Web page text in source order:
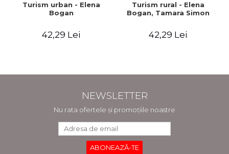
Turism urban - Elena
Bogan
42,29 Lei
Turism rural - Elena
Bogan, Tamara Simon
42,29 Lei
NEWSLETTER
Nu rata ofertele și promoțiile noastre